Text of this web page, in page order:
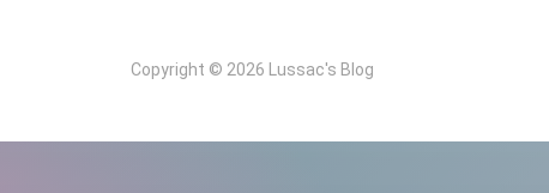
Copyright © 2026 Lussac's Blog